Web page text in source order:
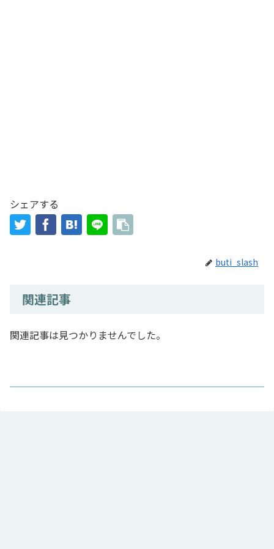
シェアする
buti_slash
関連記事
関連記事は見つかりませんでした。